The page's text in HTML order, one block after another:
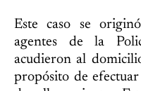
Este caso se
agentes de la
acudieron al
propósito de